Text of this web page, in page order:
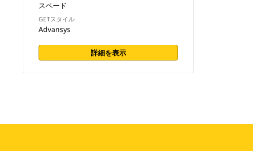
スペード
GETスタイル
Advansys
詳細を表示